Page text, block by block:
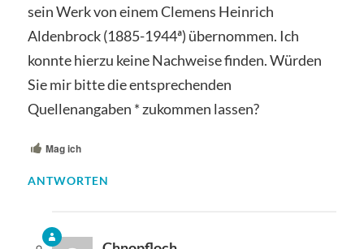
sein Werk von einem Clemens Heinrich
Aldenbrock (1885-1944ª) übernommen. Ich
konnte hierzu keine Nachweise finden. Würden
Sie mir bitte die entsprechenden
Quellenangaben * zukommen lassen?
Mag ich
ANTWORTEN